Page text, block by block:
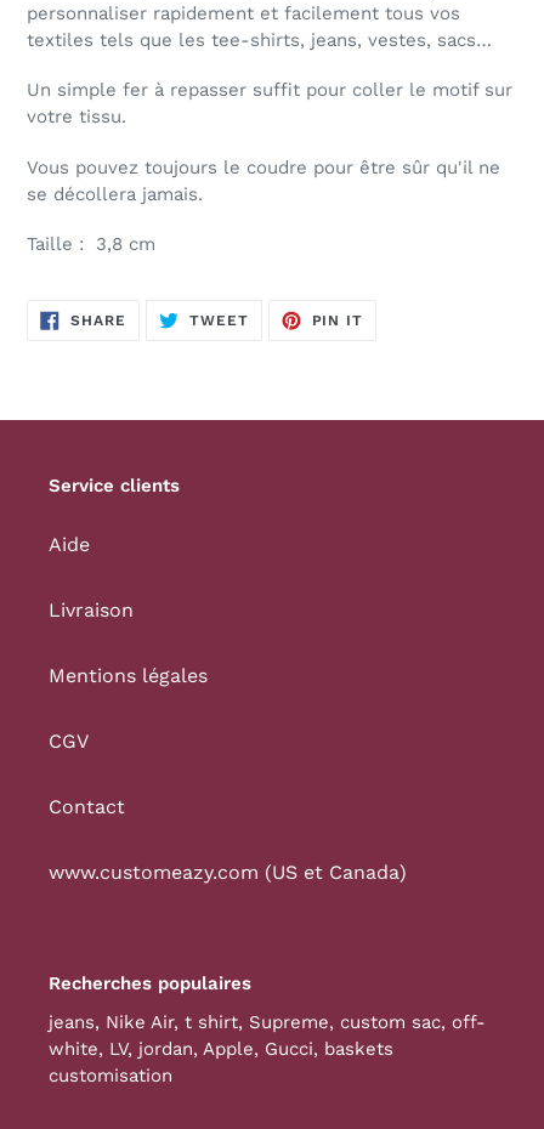
personnaliser rapidement et facilement tous vos
textiles tels que les tee-shirts, jeans, vestes, sacs…
Un simple fer à repasser suffit pour coller le motif sur
votre tissu.
Vous pouvez toujours le coudre pour être sûr qu'il ne
se décollera jamais.
Taille : 3,8 cm
SHARE SHARE
TWEETTWEET
PIN IT
Service clients
Aide
Livraison
Mentions légales
CGV
Contact
www.customeazy.com (US et Canada)
Recherches populaires
jeans, Nike Air, t shirt, Supreme, custom sac, off-
white, LV, jordan, Apple, Gucci, baskets
customisation